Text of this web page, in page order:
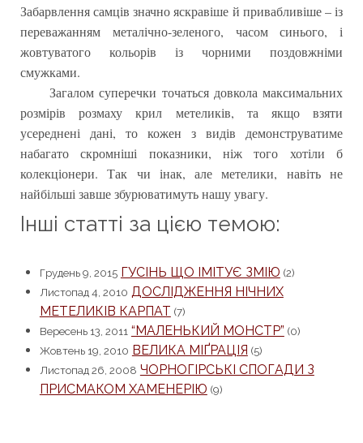
Забарвлення самців значно яскравіше й привабливіше – із
переважанням металічно-зеленого, часом синього, і
жовтуватого кольорів із чорними поздовжніми
смужками.
Загалом суперечки точаться довкола максимальних
розмірів розмаху крил метеликів, та якщо взяти
усереднені дані, то кожен з видів демонструватиме
набагато скромніші показники, ніж того хотіли б
колекціонери. Так чи інак, але метелики, навіть не
найбільші завше збурюватимуть нашу увагу.
Інші статті за цією темою:
Грудень 9, 2015 ГУСІНЬ ЩО ІМІТУЄ ЗМІЮ (2)
Листопад 4, 2010 ДОСЛІДЖЕННЯ НІЧНИХ
МЕТЕЛИКІВ КАРПАТ (7)
Вересень 13, 2011 “МАЛЕНЬКИЙ МОНСТР” (0)
Жовтень 19, 2010 ВЕЛИКА МІҐРАЦІЯ (5)
Листопад 26, 2008 ЧОРНОГІРСЬКІ СПОГАДИ З
ПРИСМАКОМ ХАМЕНЕРІЮ (9)